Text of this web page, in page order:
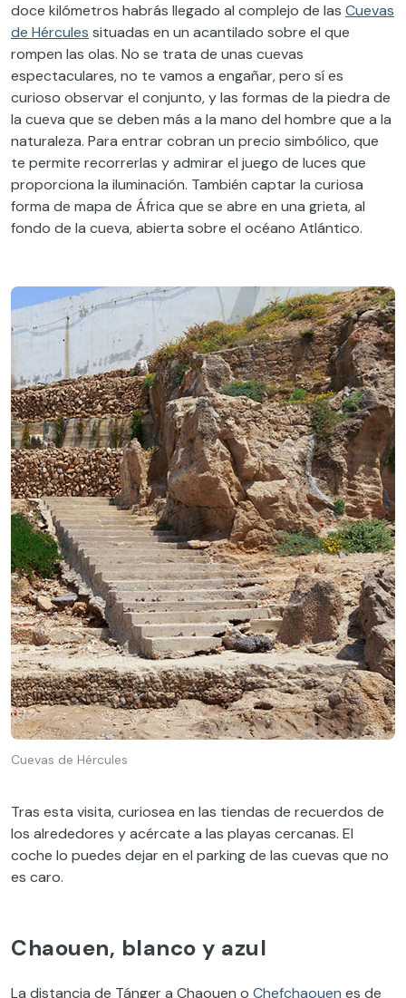
doce kilómetros habrás llegado al complejo de las Cuevas
de Hércules situadas en un acantilado sobre el que
rompen las olas. No se trata de unas cuevas
espectaculares, no te vamos a engañar, pero sí es
curioso observar el conjunto, y las formas de la piedra de
la cueva que se deben más a la mano del hombre que a la
naturaleza. Para entrar cobran un precio simbólico, que
te permite recorrerlas y admirar el juego de luces que
proporciona la iluminación. También captar la curiosa
forma de mapa de África que se abre en una grieta, al
fondo de la cueva, abierta sobre el océano Atlántico.
Cuevas de Hércules
Tras esta visita, curiosea en las tiendas de recuerdos de
los alrededores y acércate a las playas cercanas. El
coche lo puedes dejar en el parking de las cuevas que no
es caro.
Chaouen, blanco y azul
La distancia de Tánger a Chaouen o Chefchaouen es de